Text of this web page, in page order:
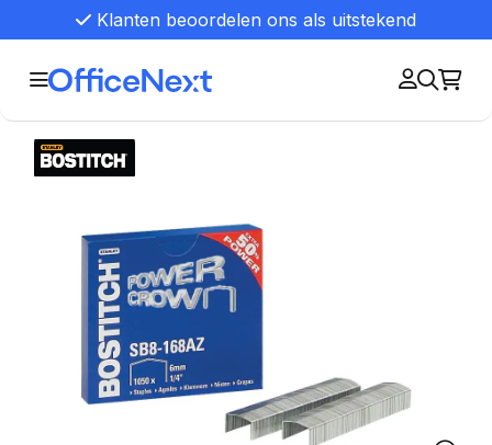
Klanten beoordelen ons als uitstekend